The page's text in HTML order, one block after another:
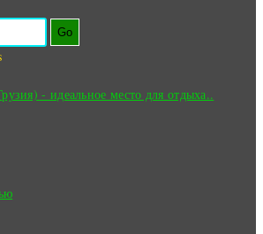
Go
- идеальное место для отдыха..